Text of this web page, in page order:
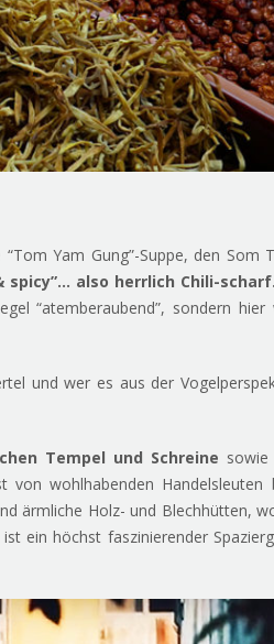
Yam Gung”-Suppe, den Som
spicy”… also herrlich Chili-
“atemberaubend”, sondern
und wer es aus der
Tempel und Schreine
von wohlhabenden Handelsleuten
ärmliche Holz- und Blechhütten,
ein höchst faszinierender